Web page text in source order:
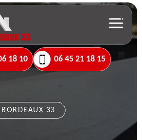
18 10 06 45 21 18 15
33